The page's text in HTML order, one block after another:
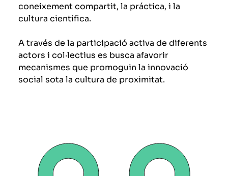
coneixement compartit, la práctica, i la
cultura científica.
A través de la participació activa de diferents
actors i col·lectius es busca afavorir
mecanismes que promoguin la innovació
social sota la cultura de proximitat.